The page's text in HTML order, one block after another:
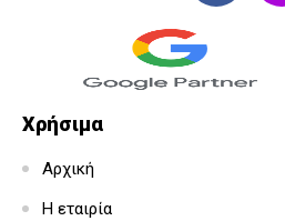
Χρήσιμα
Αρχική
Η εταιρία